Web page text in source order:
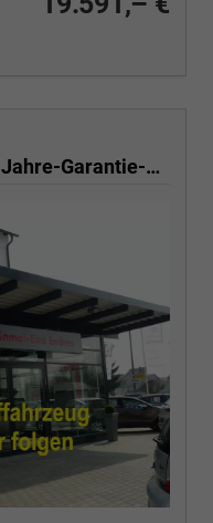
Selection 1.0 TSI 95 PS 4-Jahre-Garantie-AppleCarPlay-AndroidAuto-LED-PDC-Sitzheizung-DAB-Klima